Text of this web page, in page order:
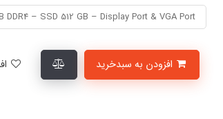
DDR4 – SSD 512 GB – Display Port & VGA Port